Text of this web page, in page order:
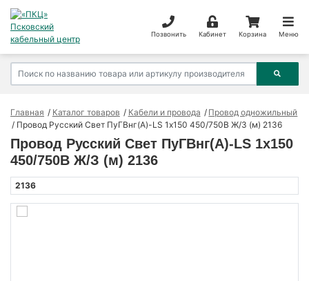
Позвонить Кабинет Корзина Меню
Главная Каталог товаров Кабели и провода
Провод одножильный
Провод Русский Свет ПуГВнг(А)-LS 1х150 450/750В Ж/З (м) 2136
Провод Русский Свет ПуГВнг(А)-LS 1х150
450/750В Ж/З (м) 2136
2136